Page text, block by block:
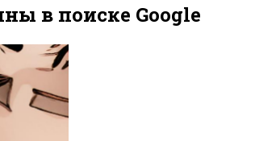
в поиске Google